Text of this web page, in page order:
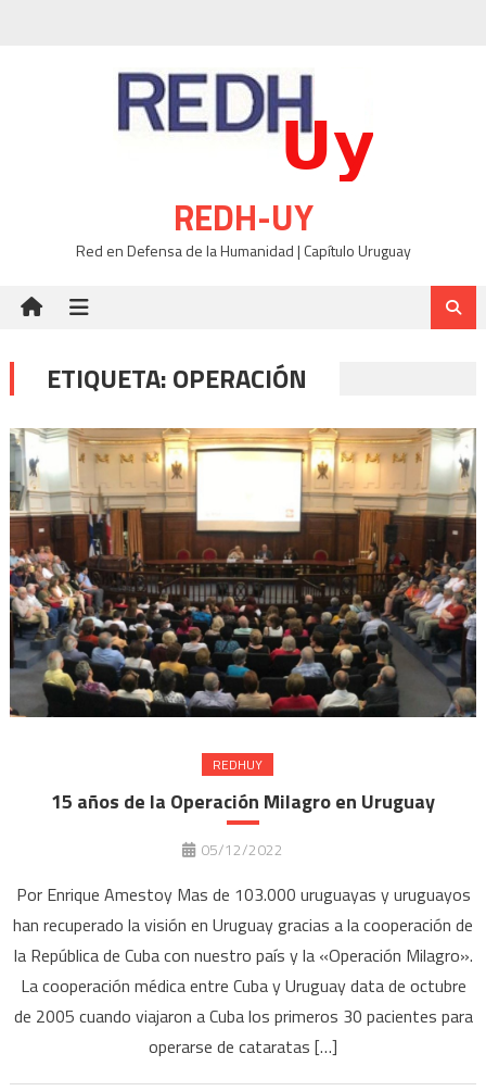
REDH-UY
Red en Defensa de la Humanidad | Capítulo Uruguay
ETIQUETA:OPERACIÓN
REDHUY
15 años de la Operación Milagro en Uruguay
05/12/2022
Por Enrique Amestoy Mas de 103.000 uruguayas y uruguayos
han recuperado la visión en Uruguay gracias a la cooperación de
la República de Cuba con nuestro país y la «Operación Milagro».
La cooperación médica entre Cuba y Uruguay data de octubre
de 2005 cuando viajaron a Cuba los primeros 30 pacientes para
operarse de cataratas […]